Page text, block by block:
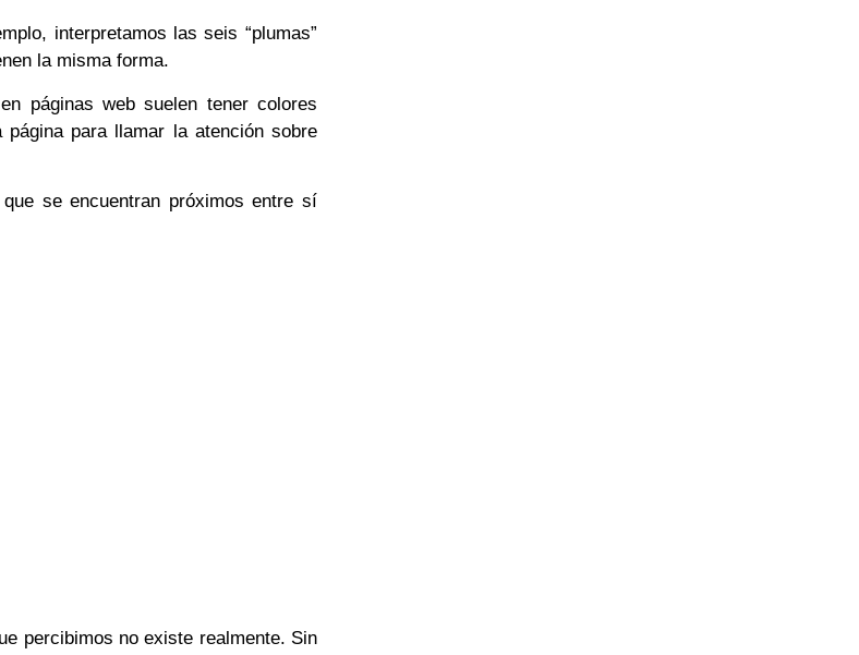
interpretamos las seis “plumas”
la misma forma.
páginas web suelen tener colores
para llamar la atención sobre
se encuentran próximos entre sí
percibimos no existe realmente. Sin